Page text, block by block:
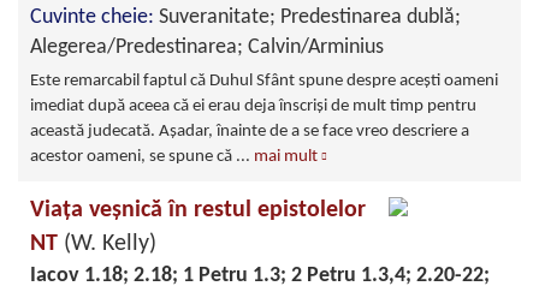
Cuvinte cheie: Suveranitate; Predestinarea dublă;
Alegerea/Predestinarea; Calvin/Arminius
Este remarcabil faptul că Duhul Sfânt spune despre acești oameni
imediat după aceea că ei erau deja înscriși de mult timp pentru
această judecată. Așadar, înainte de a se face vreo descriere a
acestor oameni, se spune că ... mai mult
Viaţa veşnică în restul epistolelor
NT (W. Kelly)
Iacov 1.18; 2.18; 1 Petru 1.3; 2 Petru 1.3,4; 2.20-22;